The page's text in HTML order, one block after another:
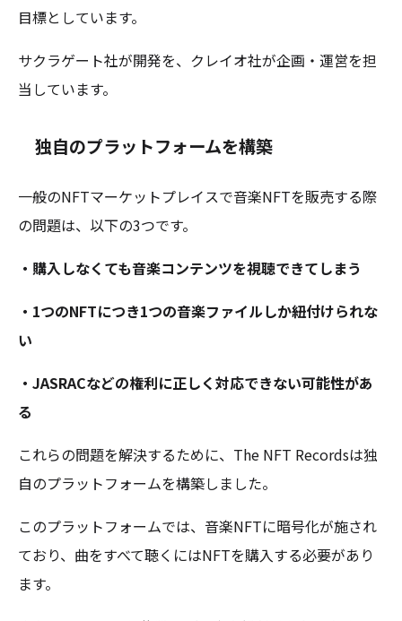
目標としています。
サクラゲート社が開発を、クレイオ社が企画・運営を担
当しています。
独自のプラットフォームを構築
一般のNFTマーケットプレイスで音楽NFTを販売する際
の問題は、以下の3つです。
・購入しなくても音楽コンテンツを視聴できてしまう
・1つのNFTにつき1つの音楽ファイルしか紐付けられな
い
・JASRACなどの権利に正しく対応できない可能性があ
る
これらの問題を解決するために、The NFT Recordsは独
自のプラットフォームを構築しました。
このプラットフォームでは、音楽NFTに暗号化が施され
ており、曲をすべて聴くにはNFTを購入する必要があり
ます。